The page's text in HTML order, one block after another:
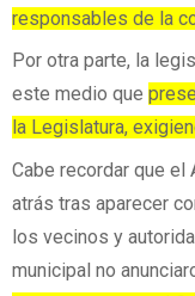
responsables de la
Por otra parte, la
este medio que
la Legislatura,
Cabe recordar que el
atrás tras aparecer
los vecinos y
municipal no